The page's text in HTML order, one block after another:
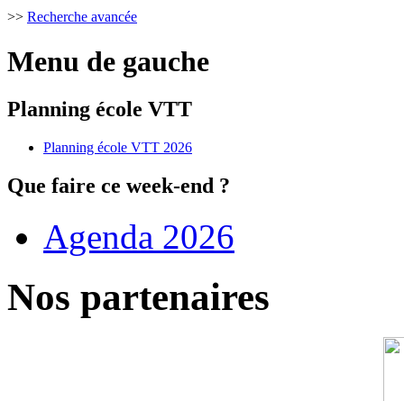
>> Recherche avancée
Menu de gauche
Planning école VTT
Planning école VTT 2026
Que faire ce week-end ?
Agenda 2026
Nos partenaires